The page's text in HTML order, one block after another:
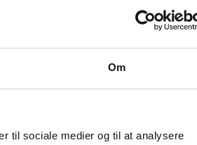
Om
til sociale medier og til at analysere